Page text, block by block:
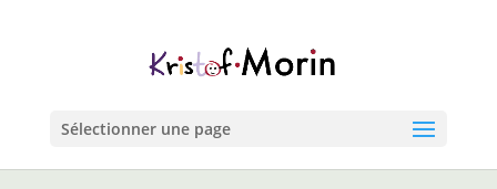
Sélectionner une page